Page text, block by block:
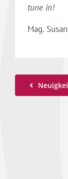
tune in!
Mag.